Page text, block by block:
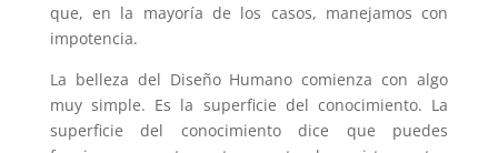
que, en la mayoría de los casos, manejamos con
impotencia.
La belleza del Diseño Humano comienza con algo
muy simple. Es la superficie del conocimiento. La
superficie del conocimiento dice que puedes